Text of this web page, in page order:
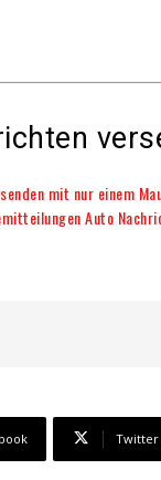
mit nur einem
Auto
Twitter